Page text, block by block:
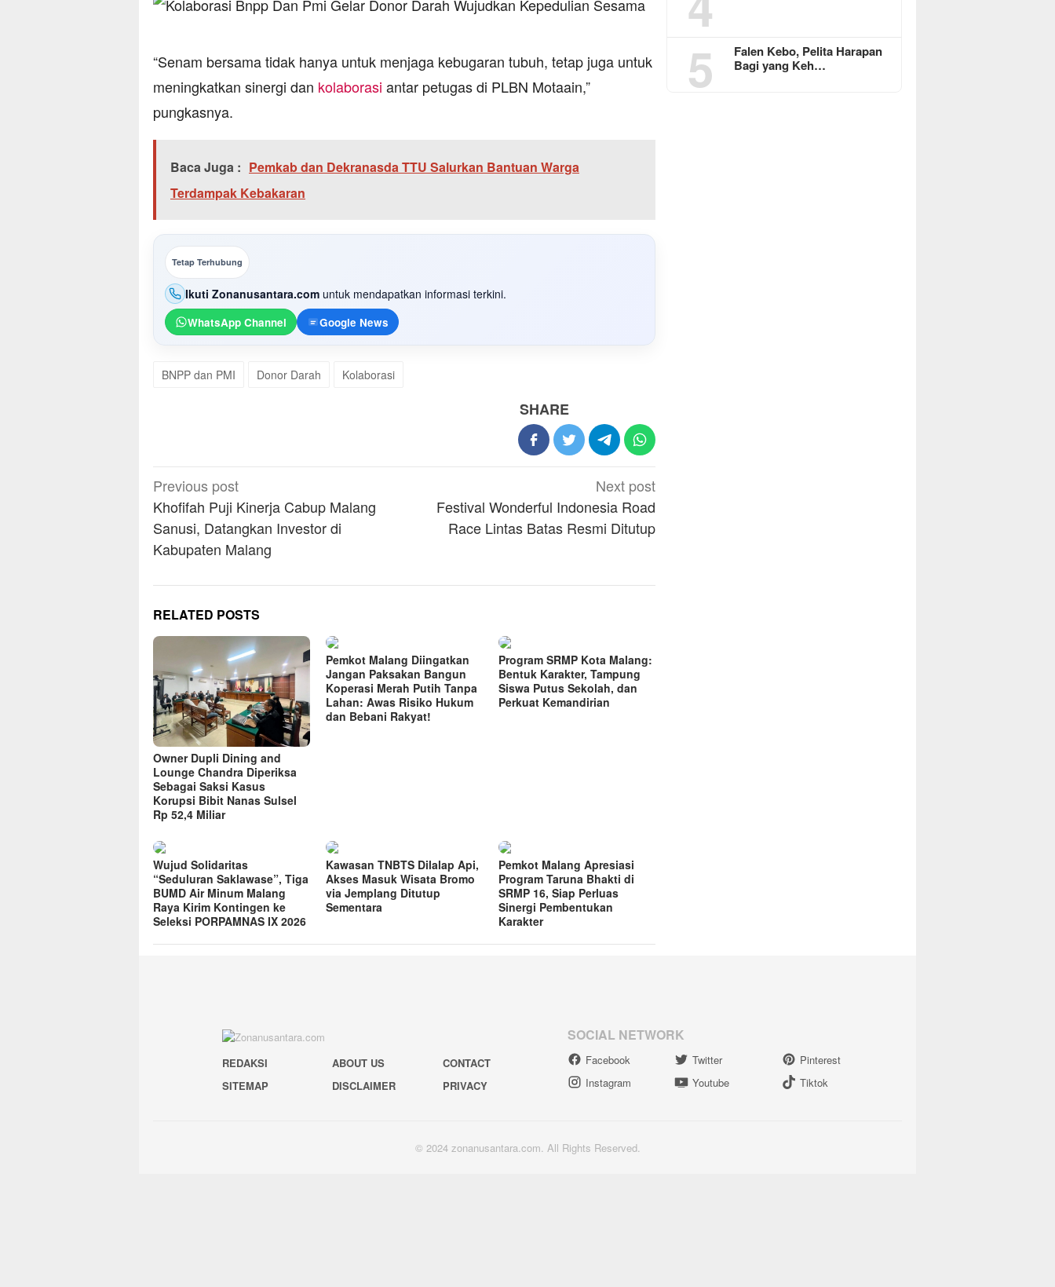
“Senam bersama tidak hanya untuk menjaga kebugaran tubuh, tetap juga untuk
meningkatkan sinergi dan kolaborasi antar petugas di PLBN Motaain,”
pungkasnya.
Baca Juga : Pemkab dan Dekranasda TTU Salurkan Bantuan Warga
Terdampak Kebakaran
Tetap Terhubung
Ikuti Zonanusantara.com untuk mendapatkan informasi terkini.
WhatsApp Channel Google News
BNPP dan PMI Donor Darah Kolaborasi
SHARE
Post
navigation
Previous post
Khofifah Puji Kinerja Cabup Malang
Sanusi, Datangkan Investor di
Kabupaten Malang
Next post
Festival Wonderful Indonesia Road
Race Lintas Batas Resmi Ditutup
RELATED POSTS
Owner Dupli Dining and
Lounge Chandra Diperiksa
Sebagai Saksi Kasus
Korupsi Bibit Nanas Sulsel
Rp 52,4 Miliar
Pemkot Malang Diingatkan
Jangan Paksakan Bangun
Koperasi Merah Putih Tanpa
Lahan: Awas Risiko Hukum
dan Bebani Rakyat!
Program SRMP Kota Malang:
Bentuk Karakter, Tampung
Siswa Putus Sekolah, dan
Perkuat Kemandirian
Wujud Solidaritas
“Seduluran Saklawase”, Tiga
BUMD Air Minum Malang
Raya Kirim Kontingen ke
Seleksi PORPAMNAS IX 2026
Kawasan TNBTS Dilalap Api,
Akses Masuk Wisata Bromo
via Jemplang Ditutup
Sementara
Pemkot Malang Apresiasi
Program Taruna Bhakti di
SRMP 16, Siap Perluas
Sinergi Pembentukan
Karakter
5
Falen Kebo, Pelita Harapan
Bagi yang Keh…
REDAKSI ABOUT US
CONTACT
SITEMAP
DISCLAIMER PRIVACY
SOCIAL NETWORK
Facebook Twitter
Pinterest
Instagram
Youtube Tiktok
© 2024 zonanusantara.com. All Rights Reserved.